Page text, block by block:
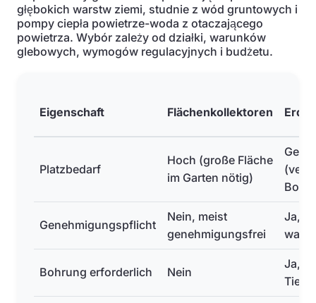
głębokich warstw ziemi, studnie z wód gruntowych i
pompy ciepła powietrze-woda z otaczającego
powietrza. Wybór zależy od działki, warunków
glebowych, wymogów regulacyjnych i budżetu.
Eigenschaft Flächenkollektoren
Platzbedarf
Hoch (große Fläche
im Garten nötig)
Genehmigungspflicht
Nein, meist
genehmigungsfrei
Ja,
Bohrung erforderlich Nein
Ja,